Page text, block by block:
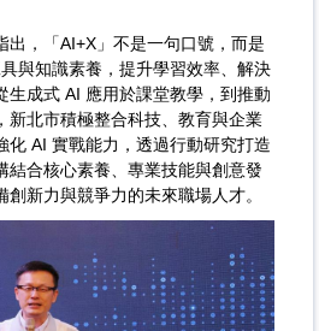
出，「AI+X」不是一句口號，而是
與知識素養，提升學習效率、解決
生成式 AI 應用於課堂教學，到推動
新北市積極整合科技、教育與企業
化 AI 實戰能力，透過行動研究打造
結合核心素養、專業技能與創意發
新力與競爭力的未來職場人才。